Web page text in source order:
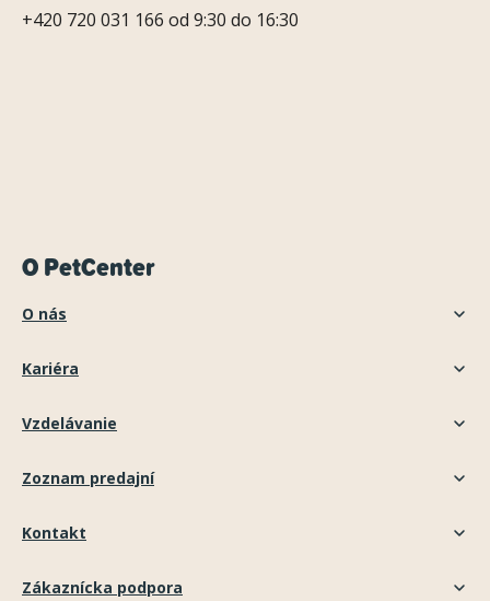
+420 720 031 166 od 9:30 do 16:30
O PetCenter
O nás
Kariéra
Vzdelávanie
Zoznam predajní
Kontakt
Zákaznícka podpora